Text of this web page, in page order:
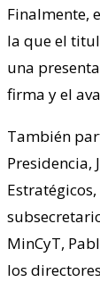
Finalmente,
la que el
una
firma y el
También
Presidencia,
MinCyT,
los